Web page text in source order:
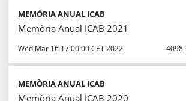
MEMÒRIA ANUAL ICAB
Memòria Anual ICAB 2021
Wed Mar 16 17:00:00 CET 2022
MEMÒRIA ANUAL ICAB
Memòria Anual ICAB 2020